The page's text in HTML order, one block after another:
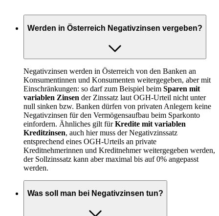
Werden in Österreich Negativzinsen vergeben?
Negativzinsen werden in Österreich von den Banken an
Konsumentinnen und Konsumenten weitergegeben, aber mit
Einschränkungen: so darf zum Beispiel beim Sparen mit
variablen Zinsen der Zinssatz laut OGH-Urteil nicht unter
null sinken bzw. Banken dürfen von privaten Anlegern keine
Negativzinsen für den Vermögensaufbau beim Sparkonto
einfordern. Ähnliches gilt fürKredite mit variablen
Kreditzinsen, auch hier muss der Negativzinssatz
entsprechend eines OGH-Urteils an private
Kreditnehmerinnen und Kreditnehmer weitergegeben werden,
der Sollzinssatz kann aber maximal bis auf 0% angepasst
werden.
Was soll man bei Negativzinsen tun?